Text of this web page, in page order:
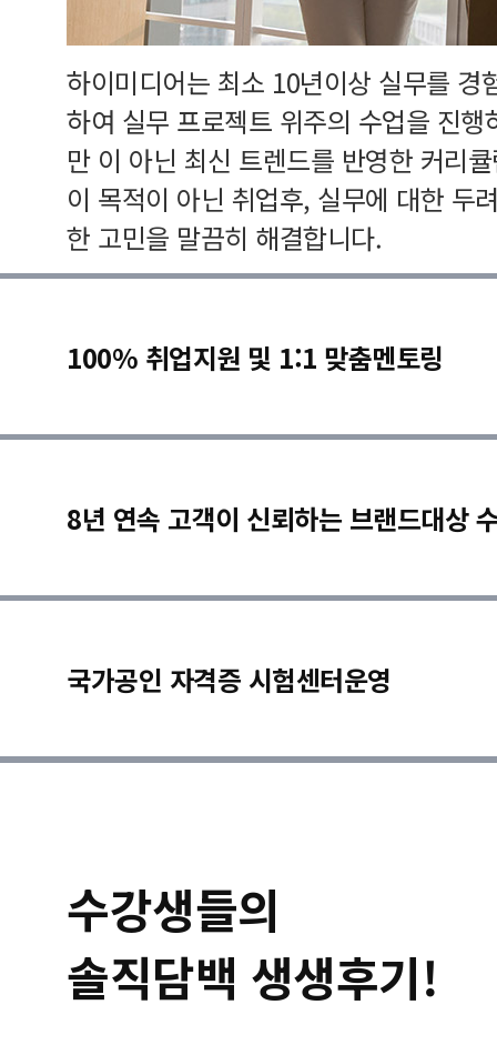
하이미디어는 최소 10년이상 실무를 경
하여 실무 프로젝트 위주의 수업을 진
만 이 아닌 최신 트렌드를 반영한 커리
이 목적이 아닌 취업후, 실무에 대한 두
한 고민을 말끔히 해결합니다.
100% 취업지원 및 1:1 맞춤멘토링
8년 연속 고객이 신뢰하는 브랜드대상
국가공인 자격증 시험센터운영
수강생들의
솔직담백 생생후기!